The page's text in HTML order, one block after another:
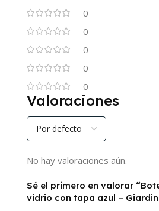
0
0
0
0
0
Valoraciones
No hay valoraciones aún.
Sé el primero en valorar
vidrio con tapa azul –